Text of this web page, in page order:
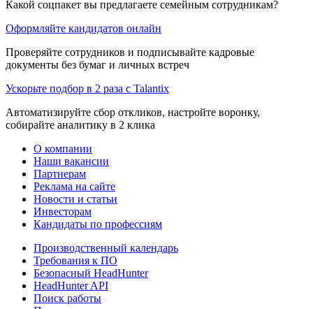
Какой соцпакет вы предлагаете семейным сотрудникам?
Оформляйте кандидатов онлайн
Проверяйте сотрудников и подписывайте кадровые
документы без бумаг и личных встреч
Ускорьте подбор в 2 раза с Talantix
Автоматизируйте сбор откликов, настройте воронку,
собирайте аналитику в 2 клика
О компании
Наши вакансии
Партнерам
Реклама на сайте
Новости и статьи
Инвесторам
Кандидаты по профессиям
Производственный календарь
Требования к ПО
Безопасный HeadHunter
HeadHunter API
Поиск работы